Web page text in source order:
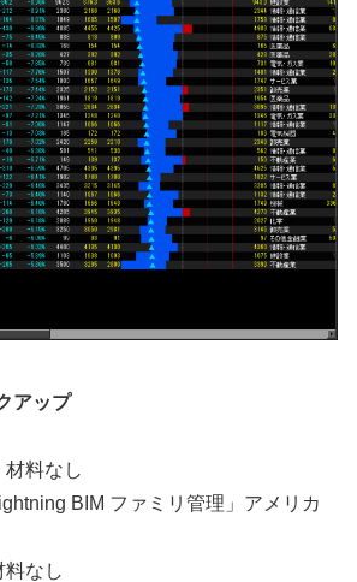
アップ
料なし
BIM ファミリ管理」アメリカ
料なし